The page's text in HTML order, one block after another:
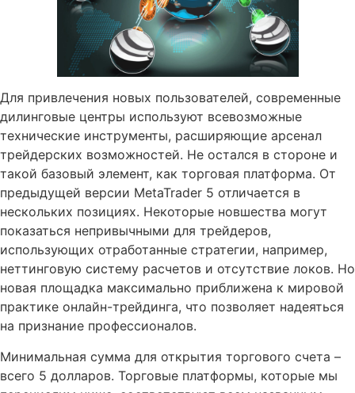
Для привлечения новых пользователей, современные
дилинговые центры используют всевозможные
технические инструменты, расширяющие арсенал
трейдерских возможностей. Не остался в стороне и
такой базовый элемент, как торговая платформа. От
предыдущей версии MetaTrader 5 отличается в
нескольких позициях. Некоторые новшества могут
показаться непривычными для трейдеров,
использующих отработанные стратегии, например,
неттинговую систему расчетов и отсутствие локов. Но
новая площадка максимально приближена к мировой
практике онлайн-трейдинга, что позволяет надеяться
на признание профессионалов.
Минимальная сумма для открытия торгового счета –
всего 5 долларов. Торговые платформы, которые мы